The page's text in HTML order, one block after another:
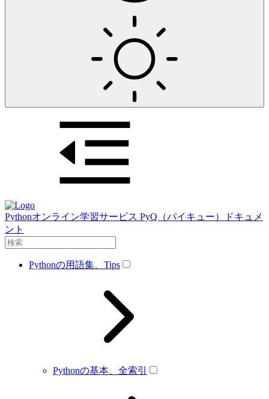
Pythonオンライン学習サービス PyQ（パイキュー）ドキュメ
ント
Pythonの用語集、Tips
Pythonの基本、全索引